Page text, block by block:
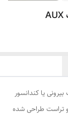
بیرونی یا کندانسور
و تراست طراحی شده